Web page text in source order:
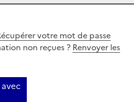
votre mot de passe
non reçues ? Renvoyer les